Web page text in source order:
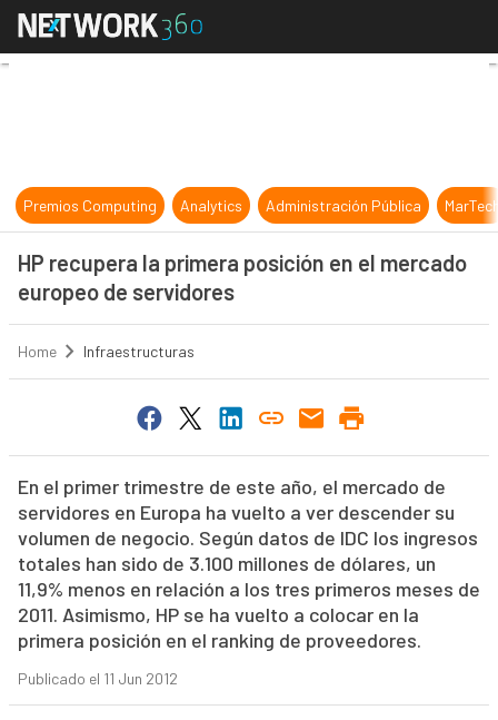
HP recupera la primera posición
Premios Computing Analytics Administración Pública
HP recupera la primera posición en el mercado
europeo de servidores
Home Infraestructuras
En el primer trimestre de este año, el mercado de
servidores en Europa ha vuelto a ver descender su
volumen de negocio. Según datos de IDC los ingresos
totales han sido de 3.100 millones de dólares, un
11,9% menos en relación a los tres primeros meses de
2011. Asimismo, HP se ha vuelto a colocar en la
primera posición en el ranking de proveedores.
Publicado el 11 Jun 2012